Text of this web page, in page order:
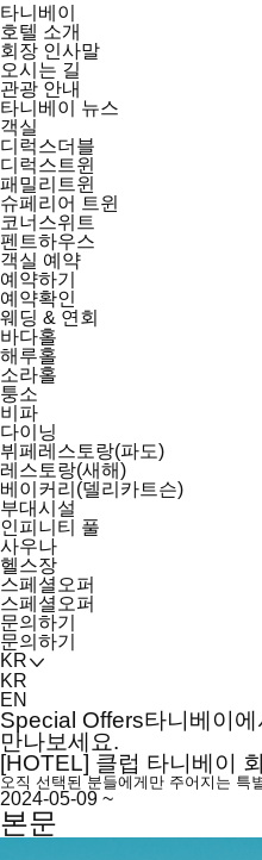
타니베이
호텔 소개
회장 인사말
오시는 길
관광 안내
타니베이 뉴스
객실
디럭스더블
디럭스트윈
패밀리트윈
슈페리어 트윈
코너스위트
펜트하우스
객실 예약
예약하기
예약확인
웨딩 & 연회
바다홀
해루홀
소라홀
퉁소
비파
다이닝
뷔페레스토랑(파도)
레스토랑(새해)
베이커리(델리카트슨)
부대시설
인피니티 풀
사우나
헬스장
스페셜오퍼
스페셜오퍼
문의하기
문의하기
KR
KR
EN
Special Offers타니베이
만나보세요.
[HOTEL] 클럽 타니베이
오직 선택된 분들에게만 주어지는 특
2024-05-09 ~
본문